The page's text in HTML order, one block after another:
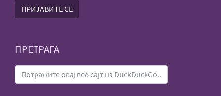
ПРИЈАВИТЕ СЕ
ПРЕТРАГА